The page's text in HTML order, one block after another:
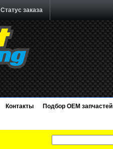
Статус заказа
Контакты Подбор OEM запчастей